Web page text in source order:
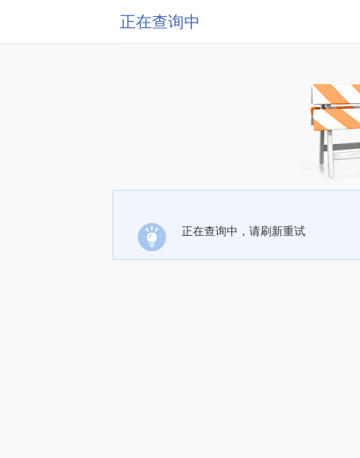
正在查询中
正在查询中，请刷新重试